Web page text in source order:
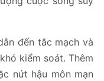
đến tắc mạch và
kiểm soát. Thêm
nứt hậu môn mạn